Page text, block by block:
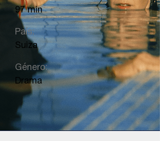
97 min
País:
Suiza
Género:
Drama